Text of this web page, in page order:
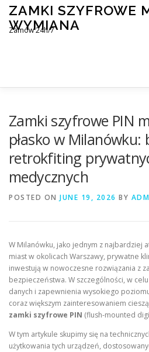
Skip
content
ZAMKI SZYFROWE
WYMIANA
Zamów 24h/7
BLOG KONTAKT
Zamki szyfrowe PIN
płasko w Milanówku:
retrokfiting
medycznych
POSTED ON JUNE 19, 2026 BY
W Milanówku, jako jednym z najbardziej
miast w okolicach Warszawy, prywatne
inwestują w nowoczesne rozwiązania z
bezpieczeństwa. W szczególności, w
danych i zapewnienia wysokiego
coraz większym zainteresowaniem
zamki szyfrowe PIN (flush-mounted
W tym artykule skupimy się na
użytkowania tych urządzeń,